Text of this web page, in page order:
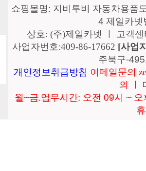
쇼핑몰명: 지비투비 자동차용품
4 제일카
상호: (주)제일카넷 ㅣ 고객
사업자번호:409-86-17662 [사업
주북구-
개인정보취급방침 이메일문의
의
월~금.업무시간: 오전 09시 ~